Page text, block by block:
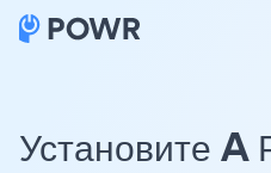
Установите